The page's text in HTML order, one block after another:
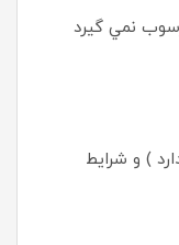
رسوب نمي گيرد
) و شرايط